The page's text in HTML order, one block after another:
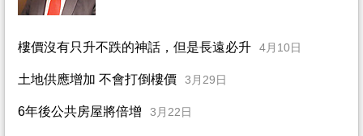
樓價沒有只升不跌的神話，但是長遠必升 4月10日
土地供應增加 不會打倒樓價 3月29日
6年後公共房屋將倍增 3月22日